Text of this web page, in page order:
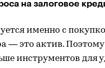
на залоговое
именно с
— это актив. Поэтому
инструментов для